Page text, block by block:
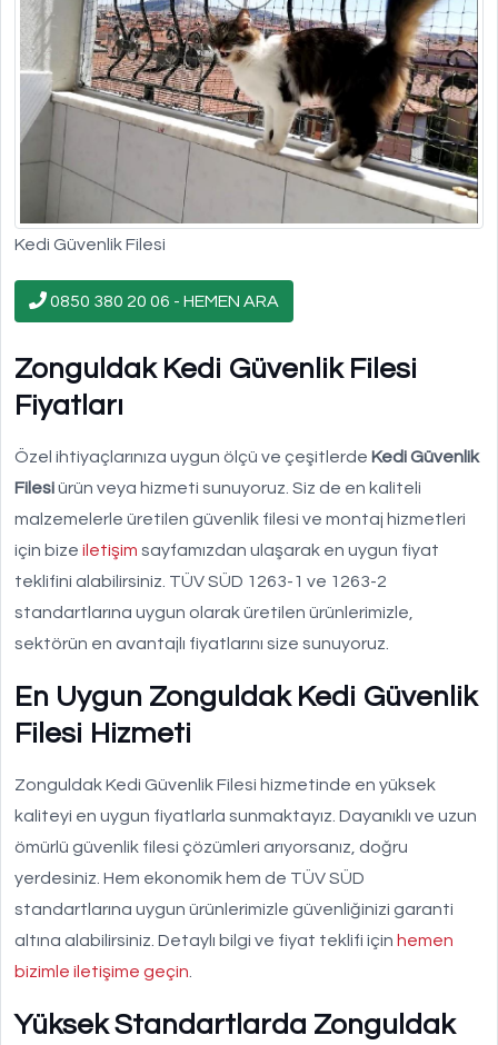
Kedi Güvenlik Filesi
0850 380 20 06 - HEMEN ARA
Zonguldak Kedi Güvenlik Filesi
Fiyatları
Özel ihtiyaçlarınıza uygun ölçü ve çeşitlerde Kedi Güvenlik
Filesiürün veya hizmeti sunuyoruz. Siz de en kaliteli
malzemelerle üretilen güvenlik filesi ve montaj hizmetleri
için bize iletişim sayfamızdan ulaşarak en uygun fiyat
teklifini alabilirsiniz. TÜV SÜD 1263-1 ve 1263-2
standartlarına uygun olarak üretilen ürünlerimizle,
sektörün en avantajlı fiyatlarını size sunuyoruz.
En Uygun Zonguldak Kedi Güvenlik
Filesi Hizmeti
Zonguldak Kedi Güvenlik Filesi hizmetinde en yüksek
kaliteyi en uygun fiyatlarla sunmaktayız. Dayanıklı ve uzun
ömürlü güvenlik filesi çözümleri arıyorsanız, doğru
yerdesiniz. Hem ekonomik hem de TÜV SÜD
standartlarına uygun ürünlerimizle güvenliğinizi garanti
altına alabilirsiniz. Detaylı bilgi ve fiyat teklifi için hemen
bizimle iletişime geçin
Yüksek Standartlarda Zonguldak